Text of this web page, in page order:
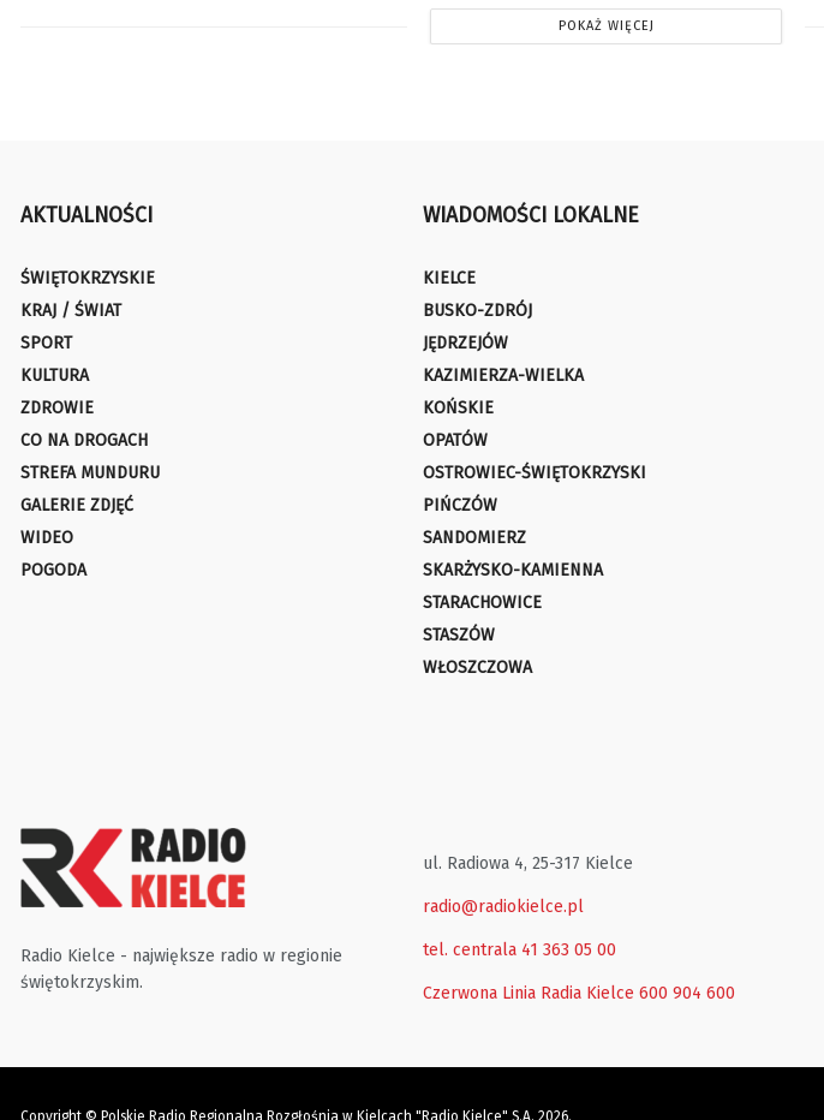
POKAŻ WIĘCEJ
AKTUALNOŚCI
ŚWIĘTOKRZYSKIE
KRAJ / ŚWIAT
SPORT
KULTURA
ZDROWIE
CO NA DROGACH
STREFA MUNDURU
GALERIE ZDJĘĆ
WIDEO
POGODA
WIADOMOŚCI LOKALNE
KIELCE
BUSKO-ZDRÓJ
JĘDRZEJÓW
KAZIMIERZA-WIELKA
KOŃSKIE
OPATÓW
OSTROWIEC-ŚWIĘTOKRZYSKI
PIŃCZÓW
SANDOMIERZ
SKARŻYSKO-KAMIENNA
STARACHOWICE
STASZÓW
WŁOSZCZOWA
Radio Kielce - największe radio w regionie
świętokrzyskim.
ul. Radiowa 4, 25-317 Kielce
radio@radiokielce.pl
tel. centrala 41 363 05 00
Czerwona Linia Radia Kielce 600 904 600